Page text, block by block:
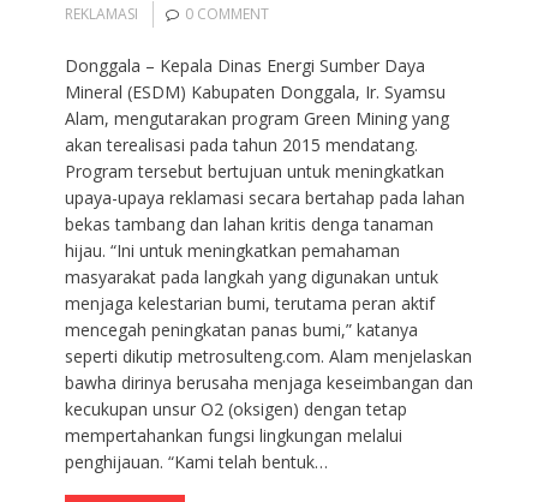
REKLAMASI
0 COMMENT
Donggala – Kepala Dinas Energi Sumber Daya
Mineral (ESDM) Kabupaten Donggala, Ir. Syamsu
Alam, mengutarakan program Green Mining yang
akan terealisasi pada tahun 2015 mendatang.
Program tersebut bertujuan untuk meningkatkan
upaya-upaya reklamasi secara bertahap pada lahan
bekas tambang dan lahan kritis denga tanaman
hijau. “Ini untuk meningkatkan pemahaman
masyarakat pada langkah yang digunakan untuk
menjaga kelestarian bumi, terutama peran aktif
mencegah peningkatan panas bumi,” katanya
seperti dikutip metrosulteng.com. Alam menjelaskan
bawha dirinya berusaha menjaga keseimbangan dan
kecukupan unsur O2 (oksigen) dengan tetap
mempertahankan fungsi lingkungan melalui
penghijauan. “Kami telah bentuk…